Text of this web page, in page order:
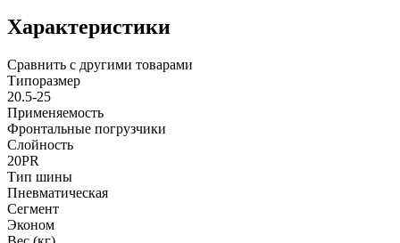
Характеристики
Сравнить с другими товарами
Типоразмер
20.5-25
Применяемость
Фронтальные погрузчики
Слойность
20PR
Тип шины
Пневматическая
Сегмент
Эконом